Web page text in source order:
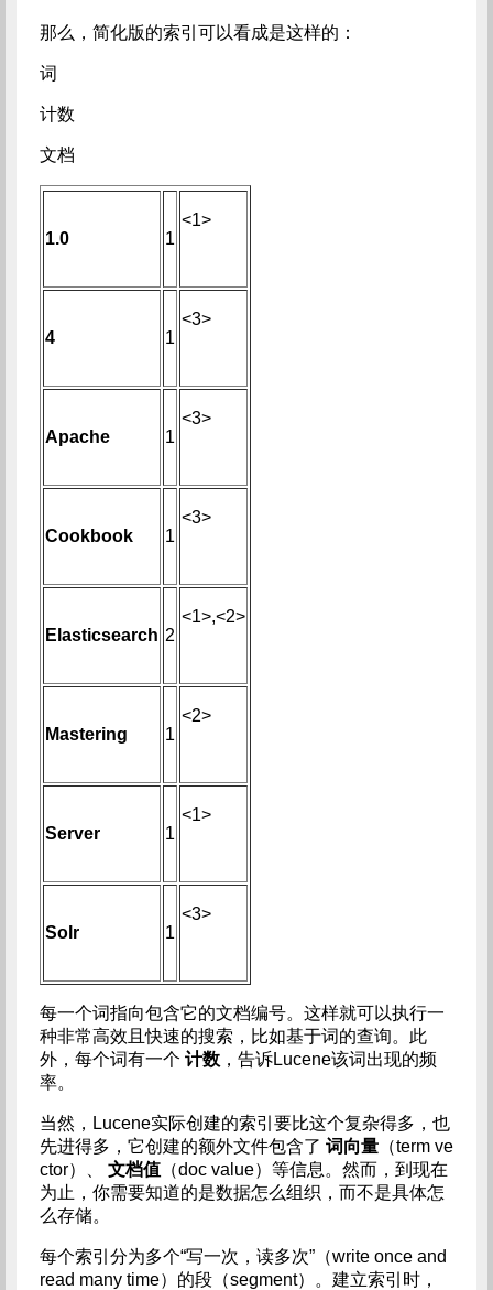
那么，简化版的索引可以看成是这样的：
词
计数
文档
1.0 1
<1>
4 1
<3>
Apache 1
<3>
Cookbook 1
<3>
Elasticsearch 2
<1>,<2>
Mastering 1
<2>
Server 1
<1>
Solr 1
<3>
每一个词指向包含它的文档编号。这样就可以执行一
种非常高效且快速的搜索，比如基于词的查询。此
外，每个词有一个 计数，告诉Lucene该词出现的频
率。
当然，Lucene实际创建的索引要比这个复杂得多，也
先进得多，它创建的额外文件包含了 词向量（term ve
ctor）、 文档值（doc value）等信息。然而，到现在
为止，你需要知道的是数据怎么组织，而不是具体怎
么存储。
每个索引分为多个“写一次，读多次”（write once and
read many time）的段（segment）。建立索引时，